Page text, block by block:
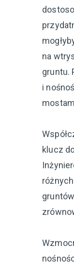
na
gruntu.
i
klucz